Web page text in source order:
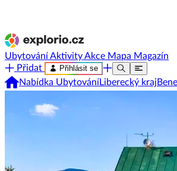
UbytováníAktivityAkce Mapa Magazín
Přidat
Přihlásit se
Nabídka UbytováníLiberecký kraj